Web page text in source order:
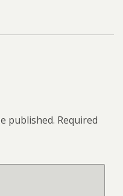
published. Required